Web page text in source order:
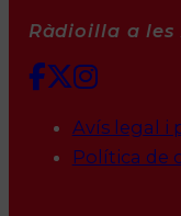
Ràdioilla a les
Avís legal i
Política de